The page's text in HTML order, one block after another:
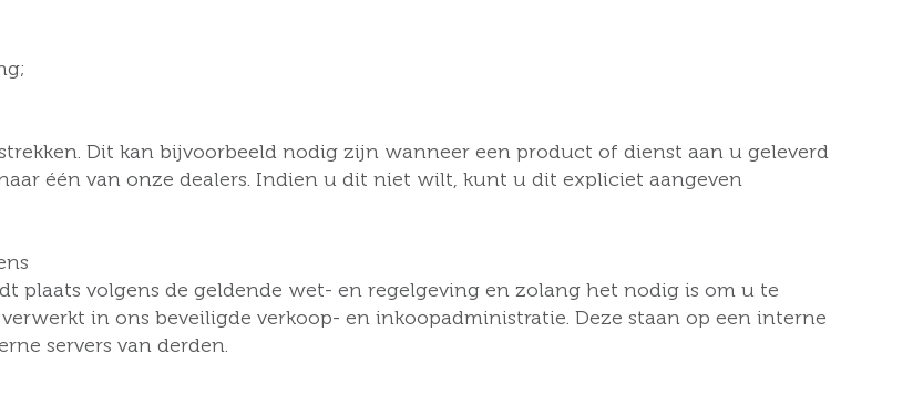
Dit kan bijvoorbeeld nodig zijn wanneer een product of dienst aan u geleverd
één van onze dealers. Indien u dit niet wilt, kunt u dit expliciet aangeven
plaats volgens de geldende wet- en regelgeving en zolang het nodig is om u te
in ons beveiligde verkoop- en inkoopadministratie. Deze staan op een interne
servers van derden.